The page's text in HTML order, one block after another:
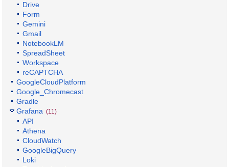
Drive
Form
Gemini
Gmail
NotebookLM
SpreadSheet
Workspace
reCAPTCHA
GoogleCloudPlatform
Google_Chromecast
Gradle
Grafana (11)
API
Athena
CloudWatch
GoogleBigQuery
Loki